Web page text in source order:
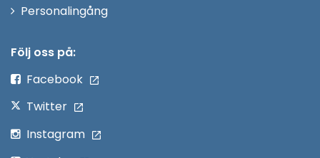
PersonalingångÖppna
Följ oss på:
Facebook
Twitter
Instagram